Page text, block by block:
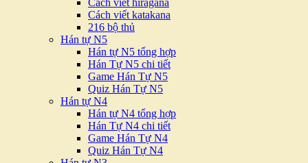
Cách viết hiragana
Cách viết katakana
216 bộ thủ
Hán tự N5
Hán tự N5 tổng hợp
Hán Tự N5 chi tiết
Game Hán Tự N5
Quiz Hán Tự N5
Hán tự N4
Hán tự N4 tổng hợp
Hán Tự N4 chi tiết
Game Hán Tự N4
Quiz Hán Tự N4